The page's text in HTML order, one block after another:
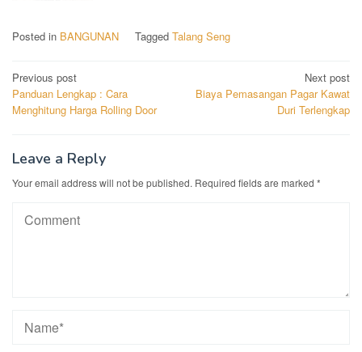
Posted in BANGUNAN Tagged Talang Seng
Post
navigation
Previous post
Panduan Lengkap : Cara
Menghitung Harga Rolling Door
Next post
Biaya Pemasangan Pagar Kawat
Duri Terlengkap
Leave a Reply
Your email address will not be published. Required fields are marked *